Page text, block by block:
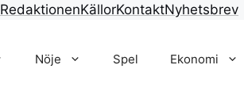
RedaktionenKällorKontaktNyhetsbrev
Nöje Spel Ekonomi